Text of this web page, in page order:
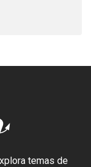
temas de